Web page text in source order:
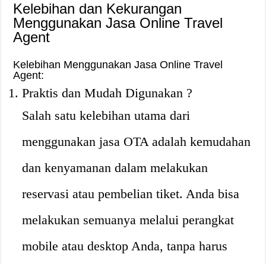
Kelebihan dan Kekurangan
Menggunakan Jasa Online Travel
Agent
Kelebihan Menggunakan Jasa Online Travel
Agent:
Praktis dan Mudah Digunakan ?
Salah satu kelebihan utama dari
menggunakan jasa OTA adalah kemudahan
dan kenyamanan dalam melakukan
reservasi atau pembelian tiket. Anda bisa
melakukan semuanya melalui perangkat
mobile atau desktop Anda, tanpa harus